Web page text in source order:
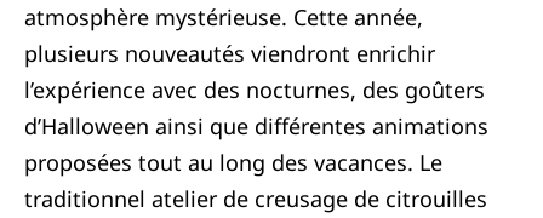
atmosphère mystérieuse. Cette année,
plusieurs nouveautés viendront enrichir
l’expérience avec des nocturnes, des goûters
d’Halloween ainsi que différentes animations
proposées tout au long des vacances. Le
traditionnel atelier de creusage de citrouilles